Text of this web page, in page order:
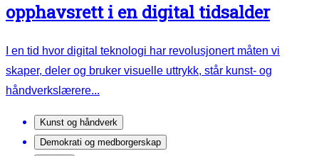
opphavsrett i en digital tidsalder
I en tid hvor digital teknologi har revolusjonert måten vi
skaper, deler og bruker visuelle uttrykk, står kunst- og
håndverkslærere...
Kunst og håndverk
Demokrati og medborgerskap